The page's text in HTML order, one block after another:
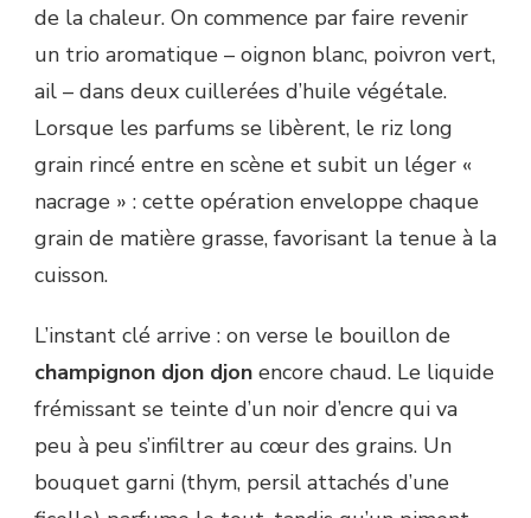
de la chaleur. On commence par faire revenir
un trio aromatique – oignon blanc, poivron vert,
ail – dans deux cuillerées d’huile végétale.
Lorsque les parfums se libèrent, le riz long
grain rincé entre en scène et subit un léger «
nacrage » : cette opération enveloppe chaque
grain de matière grasse, favorisant la tenue à la
cuisson.
L’instant clé arrive : on verse le bouillon de
champignon djon djon encore chaud. Le liquide
frémissant se teinte d’un noir d’encre qui va
peu à peu s’infiltrer au cœur des grains. Un
bouquet garni (thym, persil attachés d’une